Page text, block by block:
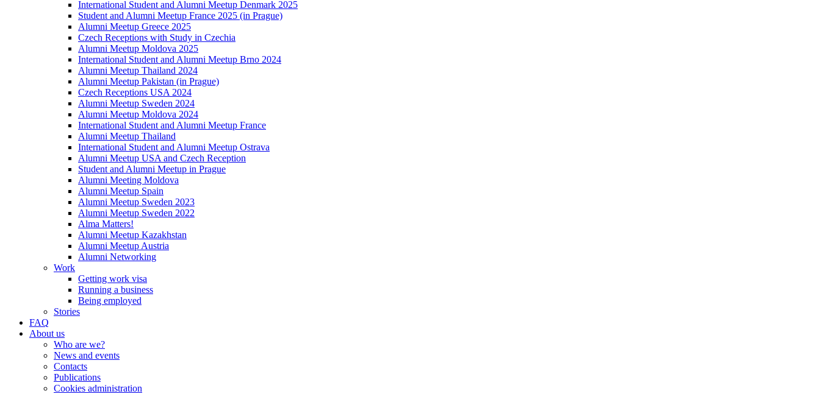
International Student and Alumni Meetup Denmark 2025
Student and Alumni Meetup France 2025 (in Prague)
Alumni Meetup Greece 2025
Czech Receptions with Study in Czechia
Alumni Meetup Moldova 2025
International Student and Alumni Meetup Brno 2024
Alumni Meetup Thailand 2024
Alumni Meetup Pakistan (in Prague)
Czech Receptions USA 2024
Alumni Meetup Sweden 2024
Alumni Meetup Moldova 2024
International Student and Alumni Meetup France
Alumni Meetup Thailand
International Student and Alumni Meetup Ostrava
Alumni Meetup USA and Czech Reception
Student and Alumni Meetup in Prague
Alumni Meeting Moldova
Alumni Meetup Spain
Alumni Meetup Sweden 2023
Alumni Meetup Sweden 2022
Alma Matters!
Alumni Meetup Kazakhstan
Alumni Meetup Austria
Alumni Networking
Work
Getting work visa
Running a business
Being employed
Stories
FAQ
About us
Who are we?
News and events
Contacts
Publications
Cookies administration